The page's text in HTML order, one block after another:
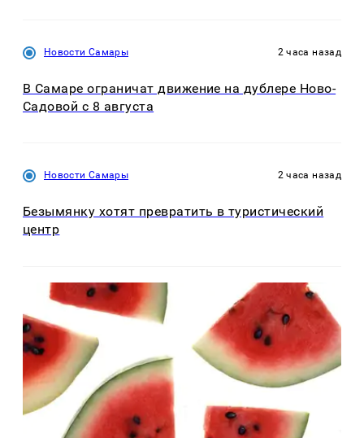
Новости Самары 2 часа назад
В Самаре ограничат движение на дублере Ново-
Садовой с 8 августа
Новости Самары 2 часа назад
Безымянку хотят превратить в туристический
центр